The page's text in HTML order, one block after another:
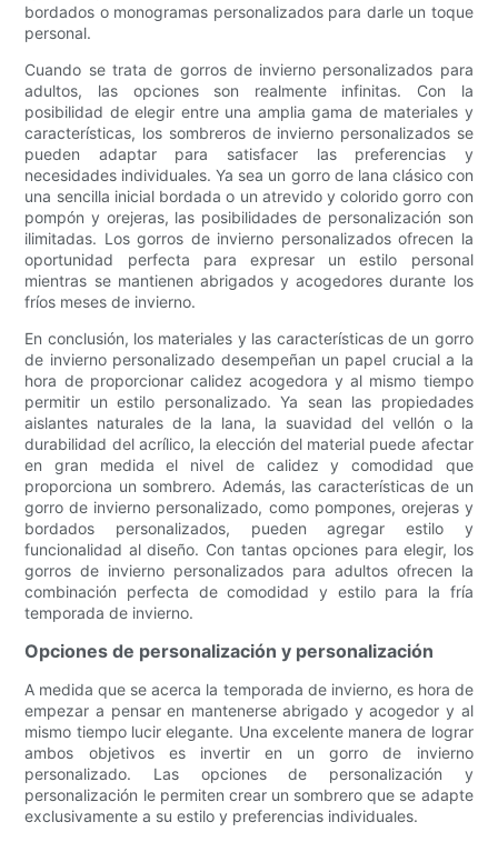
bordados o monogramas personalizados para darle un toque
personal.
Cuando se trata de gorros de invierno personalizados para
adultos, las opciones son realmente infinitas. Con la
posibilidad de elegir entre una amplia gama de materiales y
características, los sombreros de invierno personalizados se
pueden adaptar para satisfacer las preferencias y
necesidades individuales. Ya sea un gorro de lana clásico con
una sencilla inicial bordada o un atrevido y colorido gorro con
pompón y orejeras, las posibilidades de personalización son
ilimitadas. Los gorros de invierno personalizados ofrecen la
oportunidad perfecta para expresar un estilo personal
mientras se mantienen abrigados y acogedores durante los
fríos meses de invierno.
En conclusión, los materiales y las características de un gorro
de invierno personalizado desempeñan un papel crucial a la
hora de proporcionar calidez acogedora y al mismo tiempo
permitir un estilo personalizado. Ya sean las propiedades
aislantes naturales de la lana, la suavidad del vellón o la
durabilidad del acrílico, la elección del material puede afectar
en gran medida el nivel de calidez y comodidad que
proporciona un sombrero. Además, las características de un
gorro de invierno personalizado, como pompones, orejeras y
bordados personalizados, pueden agregar estilo y
funcionalidad al diseño. Con tantas opciones para elegir, los
gorros de invierno personalizados para adultos ofrecen la
combinación perfecta de comodidad y estilo para la fría
temporada de invierno.
Opciones de personalización y personalización
A medida que se acerca la temporada de invierno, es hora de
empezar a pensar en mantenerse abrigado y acogedor y al
mismo tiempo lucir elegante. Una excelente manera de lograr
ambos objetivos es invertir en un gorro de invierno
personalizado. Las opciones de personalización y
personalización le permiten crear un sombrero que se adapte
exclusivamente a su estilo y preferencias individuales.